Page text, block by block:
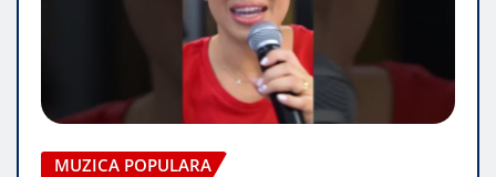
MUZICA POPULARA